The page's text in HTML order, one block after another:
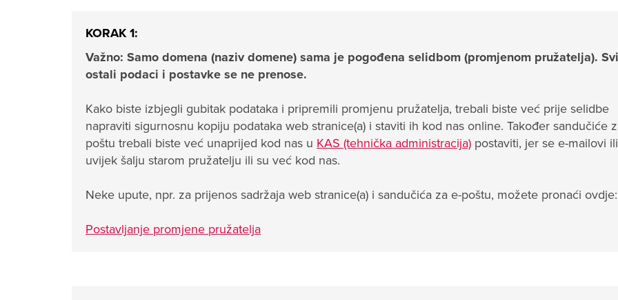
KORAK 1:
Važno: Samo domena (naziv domene) sama je pogođena selidbom (promjenom pružatelja). Svi
ostali podaci i postavke se ne prenose.
Kako biste izbjegli gubitak podataka i pripremili promjenu pružatelja, trebali biste već prije selidbe
napraviti sigurnosnu kopiju podataka web stranice(a) i staviti ih kod nas online. Također sandučiće
poštu trebali biste već unaprijed kod nas u KAS (tehnička administracija) postaviti, jer se e-mailovi
uvijek šalju starom pružatelju ili su već kod nas.
Neke upute, npr. za prijenos sadržaja web stranice(a) i sandučića za e-poštu, možete pronaći ovdje:
Postavljanje promjene pružatelja